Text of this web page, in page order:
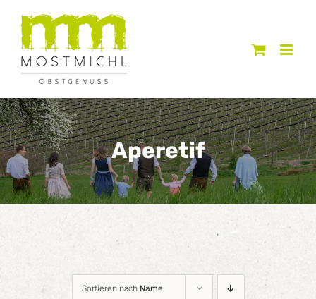
Zum
Inhalt
springen
Aperetif
Sortieren nach Name